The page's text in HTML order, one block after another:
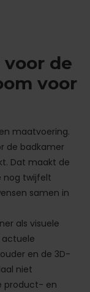
de
voor
maatvoering.
de badkamer
Dat maakt de
nog twijfelt
samen in
als visuele
actuele
en de 3D-
niet
product- en